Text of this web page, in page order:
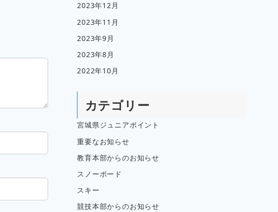
2023年12月
2023年11月
2023年9月
2023年8月
2022年10月
カテゴリー
宮城県ジュニアポイント
重要なお知らせ
教育本部からのお知らせ
スノーボード
スキー
競技本部からのお知らせ